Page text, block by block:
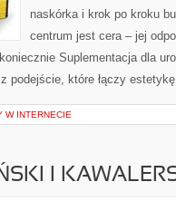
naskórka i krok po kroku
centrum jest cera – jej
Suplementacja dla
podejście, które łączy
W INTERNECIE
I